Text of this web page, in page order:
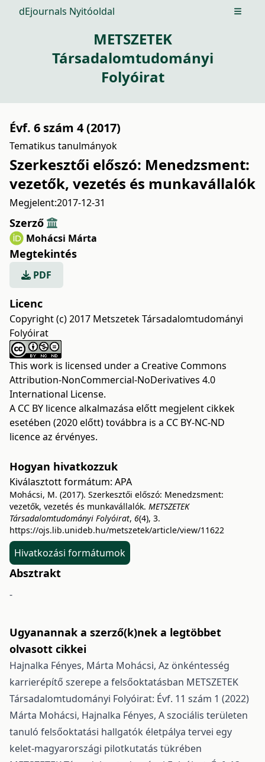
dEjournals Nyitóoldal Open
METSZETEK
Társadalomtudományi
Folyóirat
Évf. 6 szám 4 (2017)
Tematikus tanulmányok
Szerkesztői előszó: Menedzsment:
vezetők, vezetés és munkavállalók
Megjelent:2017-12-31
Szerző
Mohácsi Márta
Megtekintés
PDF
Licenc
Copyright (c) 2017 Metszetek Társadalomtudományi
Folyóirat
This work is licensed under a Creative Commons
Attribution-NonCommercial-NoDerivatives 4.0
International License.
A CC BY licence alkalmazása előtt megjelent cikkek
esetében (2020 előtt) továbbra is a CC BY-NC-ND
licence az érvényes.
Hogyan hivatkozzuk
Kiválasztott formátum: APA
Mohácsi, M. (2017). Szerkesztői előszó: Menedzsment:
vezetők, vezetés és munkavállalók. METSZETEK
Társadalomtudományi Folyóirat, 6(4), 3.
https://ojs.lib.unideb.hu/metszetek/article/view/11622
Hivatkozási formátumok
Absztrakt
-
Ugyanannak a szerző(k)nek a legtöbbet
olvasott cikkei
Hajnalka Fényes, Márta Mohácsi, Az önkéntesség
karrierépítő szerepe a felsőoktatásban METSZETEK
Társadalomtudományi Folyóirat: Évf. 11 szám 1 (2022)
Márta Mohácsi, Hajnalka Fényes, A szociális területen
tanuló felsőoktatási hallgatók életpálya tervei egy
kelet-magyarországi pilotkutatás tükrében